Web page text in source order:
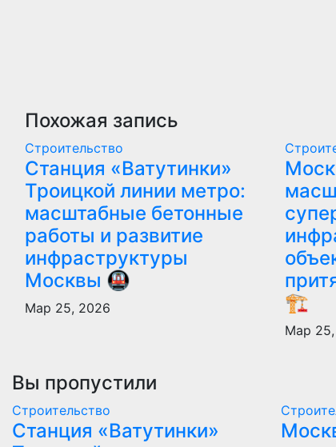
Похожая запись
Строительство
Станция «Ватутинки»
Троицкой линии метро:
масштабные бетонные
работы и развитие
инфраструктуры
Москвы 🚇
Мар 25, 2026
🏗️
Мар
Вы пропустили
Строительство
Станция «Ватутинки»